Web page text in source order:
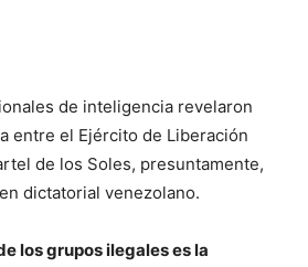
de inteligencia revelaron
entre el Ejército de Liberación
de los Soles, presuntamente,
dictatorial venezolano.
los grupos ilegales es la